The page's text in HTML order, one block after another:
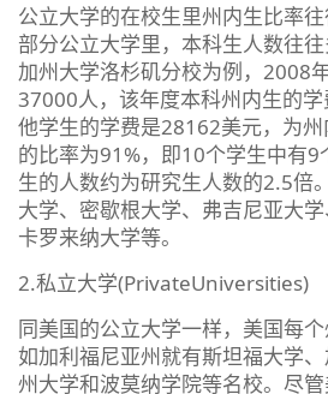
公立大学的在校生里州内生比率
部分公立大学里，本科生人数往
加州大学洛杉矶分校为例，2008
37000人，该年度本科州内生的
他学生的学费是28162美元，为
的比率为91%，即10个学生中有
生的人数约为研究生人数的2.5倍
大学、密歇根大学、弗吉尼亚大
卡罗来纳大学等。
2.私立大学(PrivateUniversities)
同美国的公立大学一样，美国每
如加利福尼亚州就有斯坦福大学
州大学和波莫纳学院等名校。尽